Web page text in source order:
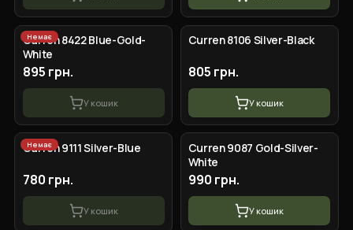
Немає
Curren 8422 Blue-Gold-
White
895 грн.
У кошик
Curren 8106 Silver-Black
805 грн.
У кошик
Немає
Сurren 9111 Silver-Blue
780 грн.
У кошик
Curren 9087 Gold-Silver-
White
990 грн.
У кошик